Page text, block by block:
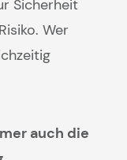
Sicherheit
Wer
auch die